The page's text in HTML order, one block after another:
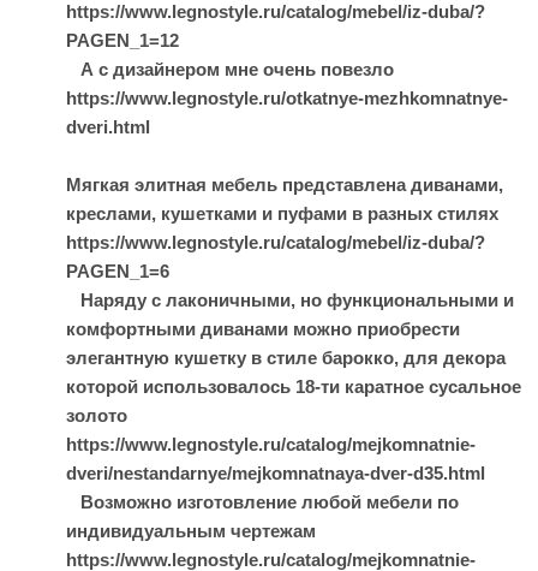
https://www.legnostyle.ru/catalog/mebel/iz-duba/?
PAGEN_1=12
А с дизайнером мне очень повезло
https://www.legnostyle.ru/otkatnye-mezhkomnatnye-
dveri.html
Мягкая элитная мебель представлена диванами,
креслами, кушетками и пуфами в разных стилях
https://www.legnostyle.ru/catalog/mebel/iz-duba/?
PAGEN_1=6
Наряду с лаконичными, но функциональными и
комфортными диванами можно приобрести
элегантную кушетку в стиле барокко, для декора
которой использовалось 18-ти каратное сусальное
золото
https://www.legnostyle.ru/catalog/mejkomnatnie-
dveri/nestandarnye/mejkomnatnaya-dver-d35.html
Возможно изготовление любой мебели по
индивидуальным чертежам
https://www.legnostyle.ru/catalog/mejkomnatnie-